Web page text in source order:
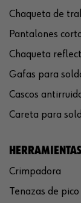
Chaqueta de
Pantalones
Chaqueta
Gafas para
Cascos
Careta para
Crimpadora
Tenazas de